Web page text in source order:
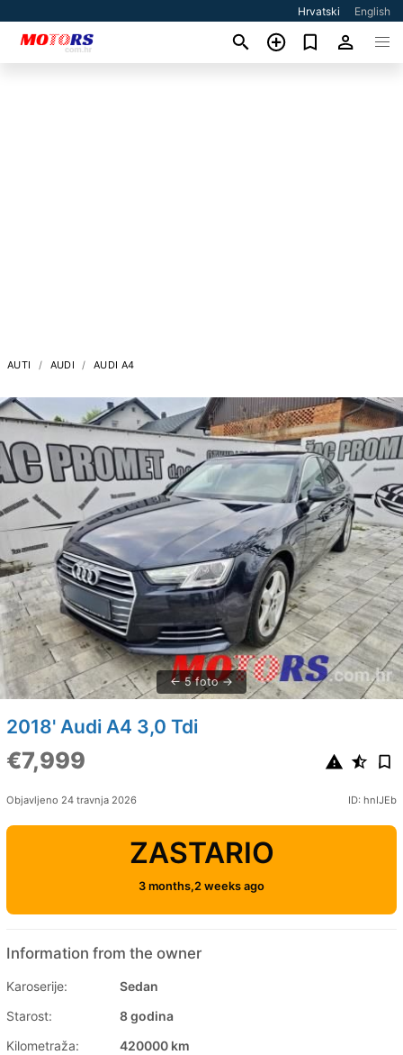
Hrvatski English
AUTI AUDI AUDI A4
5 foto
2018' Audi A4 3,0 Tdi
€7,999
Objavljeno 24 travnja 2026 ID: hnIJEb
ZASTARIO
3 months,2 weeks ago
Information from the owner
Karoserije:
Sedan
Starost:
8 godina
Kilometraža:
420000 km